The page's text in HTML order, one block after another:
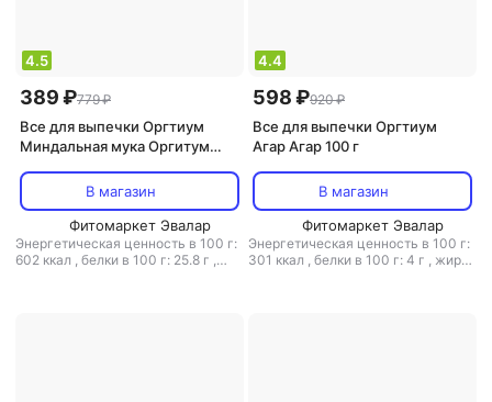
4.5
389 ₽779 ₽
Все для выпечки Оргтиум
Миндальная мука Оргитум
В магазин
Фитомаркет Эвалар
Энергетическая ценность в 100 г:
602 ккал , белки в 100 г: 25.8 г ,
4.4
598 ₽920 ₽
Все для выпечки Оргтиум
Агар Агар 100 г
В магазин
Фитомаркет Эвалар
Энергетическая ценность в 100 г:
301 ккал , белки в 100 г: 4 г , жиры